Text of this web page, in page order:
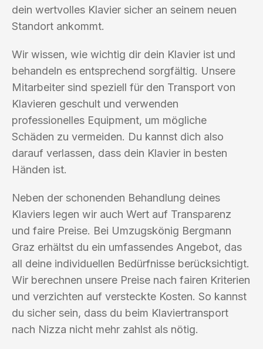
dein wertvolles Klavier sicher an seinem neuen
Standort ankommt.
Wir wissen, wie wichtig dir dein Klavier ist und
behandeln es entsprechend sorgfältig. Unsere
Mitarbeiter sind speziell für den Transport von
Klavieren geschult und verwenden
professionelles Equipment, um mögliche
Schäden zu vermeiden. Du kannst dich also
darauf verlassen, dass dein Klavier in besten
Händen ist.
Neben der schonenden Behandlung deines
Klaviers legen wir auch Wert auf Transparenz
und faire Preise. Bei Umzugskönig Bergmann
Graz erhältst du ein umfassendes Angebot, das
all deine individuellen Bedürfnisse berücksichtigt.
Wir berechnen unsere Preise nach fairen Kriterien
und verzichten auf versteckte Kosten. So kannst
du sicher sein, dass du beim Klaviertransport
nach Nizza nicht mehr zahlst als nötig.